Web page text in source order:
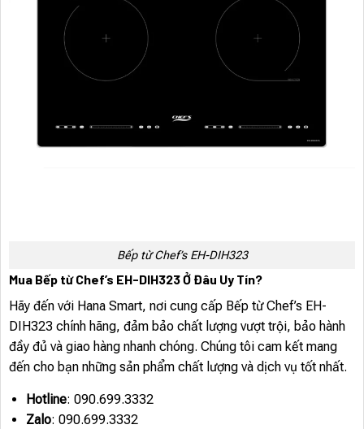
Bếp từ Chef’s EH-DIH323
Mua Bếp từ Chef’s EH-DIH323 Ở Đâu Uy Tín?
Hãy đến với Hana Smart, nơi cung cấp Bếp từ Chef’s EH-
DIH323 chính hãng, đảm bảo chất lượng vượt trội, bảo hành
đầy đủ và giao hàng nhanh chóng. Chúng tôi cam kết mang
đến cho bạn những sản phẩm chất lượng và dịch vụ tốt nhất.
Hotline: 090.699.3332
Zalo: 090.699.3332